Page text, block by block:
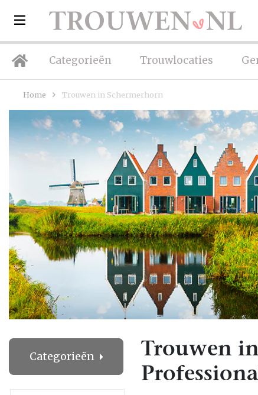
Categorieën Trouwlocaties
Home Trouwen in Schermerhorn
Categorieën
Trouwen